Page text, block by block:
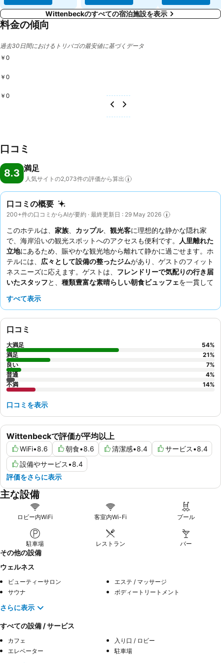
Wittenbeckのすべての宿泊施設を表示
料金の傾向
過去30日間におけるトリバゴの最安値に基づくデータ
￥0
￥0
￥0
口コミ
8.3 満足
人気サイトの2,073件の評価から算出
口コミの概要
200+件の口コミからAIが要約 · 最終更新日 : 29 May 2026
このホテルは、 家族 カップル、 観光客に理想的な静かな隠れ家
で、海岸沿いの観光スポットへのアクセスも便利です。
人里離れた
立地にあるため、賑やかな観光地から離れて静かに過ごせます。ホ
テルには、 広々として設備の整ったジムがあり、ゲストのフィット
ネスニーズに応えます。ゲストは、 フレンドリーで気配りの行き届
いたスタッフと、 種類豊富な素晴らしい朝食ビュッフェを一貫して
面した部屋をリクエストすることをおすすめします。
すべて表示
Wittenbeckで評価が平均以上
WiFi•8.6 朝食•8.6 清潔感•8.4 サービス•8.4
設備やサービス•8.4
評価をさらに表示
口コミ
大満足 54%
満足
21%
良い
7%
普通
4%
不満
14%
口コミを表示
主な設備
ロビー内WiFi 客室内Wi-Fi プール
駐車場 レストラン バー
その他の設備
ウェルネス
ビューティーサロン
エステ / マッサージ
サウナ
ボディートリートメント
さらに表示
すべての設備 / サービス
カフェ
入り口 / ロビー
エレベーター
駐車場